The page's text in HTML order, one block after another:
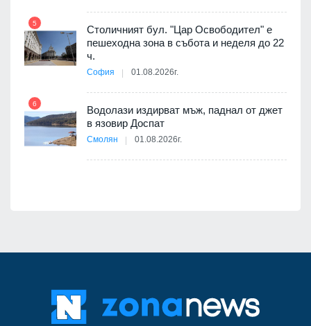
5
Столичният бул. "Цар Освободител" е
пешеходна зона в събота и неделя до 22
ч.
София 01.08.2026г.
6
Водолази издирват мъж, паднал от джет
в язовир Доспат
Смолян 01.08.2026г.